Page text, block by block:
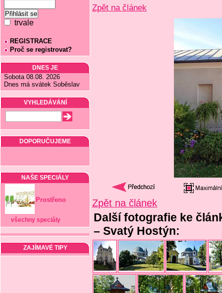
trvale
REGISTRACE
Proč se registrovat?
DNES JE
Sobota 08.08. 2026
Dnes má svátek Soběslav
VYHLEDÁVÁNÍ
DOPORUČUJEME
NAŠE SPECIÁLY
Prostřeno
všechny speciály
ZAJÍMAVÉ TIPY
Zpět na článek
Zpět na článek
Další fotografie ke
– Svatý Hostýn: